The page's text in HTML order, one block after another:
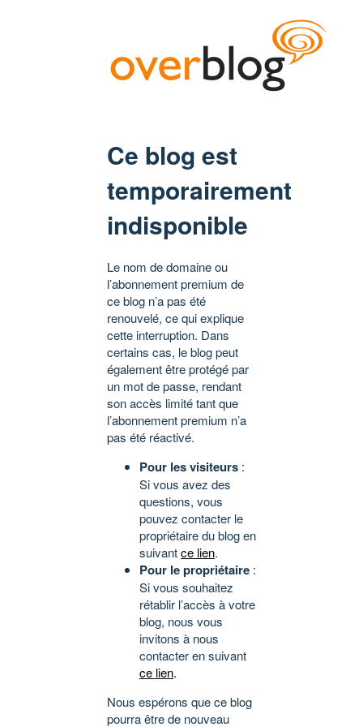
Ce blog est
temporairement
indisponible
Le nom de domaine ou
l’abonnement premium de
ce blog n’a pas été
renouvelé, ce qui explique
cette interruption. Dans
certains cas, le blog peut
également être protégé par
un mot de passe, rendant
son accès limité tant que
l’abonnement premium n’a
pas été réactivé.
Pour les visiteurs :
Si vous avez des
questions, vous
pouvez contacter le
propriétaire du blog en
suivantce lien.
Pour le propriétaire :
Si vous souhaitez
rétablir l’accès à votre
blog, nous vous
invitons à nous
contacter en suivant
ce lien.
Nous espérons que ce blog
pourra être de nouveau